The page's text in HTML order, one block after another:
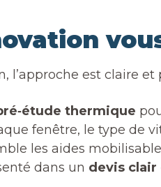
l’approche est claire et
thermique
fenêtre, le type de
les aides
dans un devis